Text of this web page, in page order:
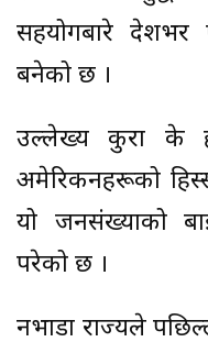
सहयोगबारे देशभर
बनेको छ ।
उल्लेख्य कुरा के
अमेरिकनहरूको
यो जनसंख्याको
परेको छ ।
नभाडा राज्यले